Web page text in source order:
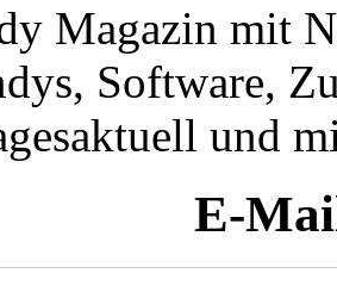
Magazin mit
Software,
und
E-